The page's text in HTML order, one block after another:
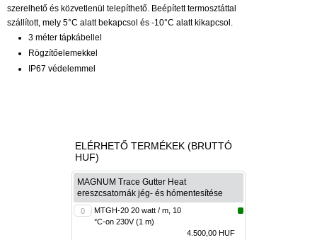
szerelhető és közvetlenül telepíthető. Beépített termosztáttal
szállított, mely 5°C alatt bekapcsol és -10°C alatt kikapcsol.
3 méter tápkábellel
Rögzítőelemekkel
IP67 védelemmel
ELÉRHETŐ TERMÉKEK (BRUTTÓ
HUF)
MAGNUM Trace Gutter Heat
ereszcsatornák jég- és hómentesítése
MTGH-20 20 watt / m, 10
°C-on 230V (1 m)
4.500,00 HUF